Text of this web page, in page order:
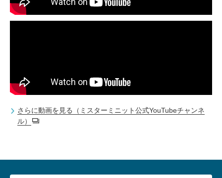
さらに動画を見る（ミスターミニット公式YouTubeチャンネ
ル）